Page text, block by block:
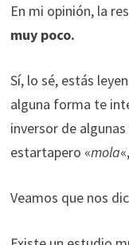
En mi opinión, la
muy poco.
Sí, lo sé, estás
alguna forma te
inversor de
estartapero «mola
Veamos que nos